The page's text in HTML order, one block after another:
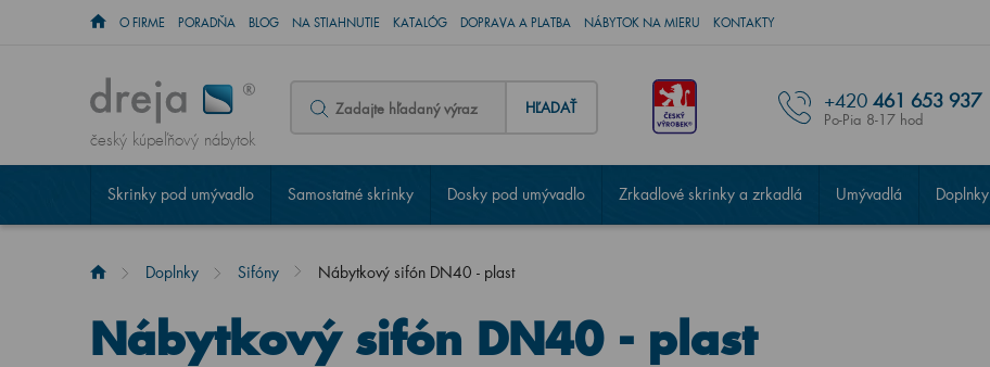
O FIRME PORADŇA BLOG NA STIAHNUTIE KATALÓG DOPRAVA A PLATBA NÁBYTOK NA MIERU KONTAKTY
český kúpeľňový nábytok
HĽADAŤ +420 461 653 937
Po-Pia 8-17 hod
Skrinky pod umývadlo Samostatné skrinky Dosky pod umývadlo Zrkadlové skrinky a zrkadlá Umývadlá Doplnky
Doplnky Sifóny Nábytkový sifón DN40 - plast
Nábytkový sifón DN40 - plast